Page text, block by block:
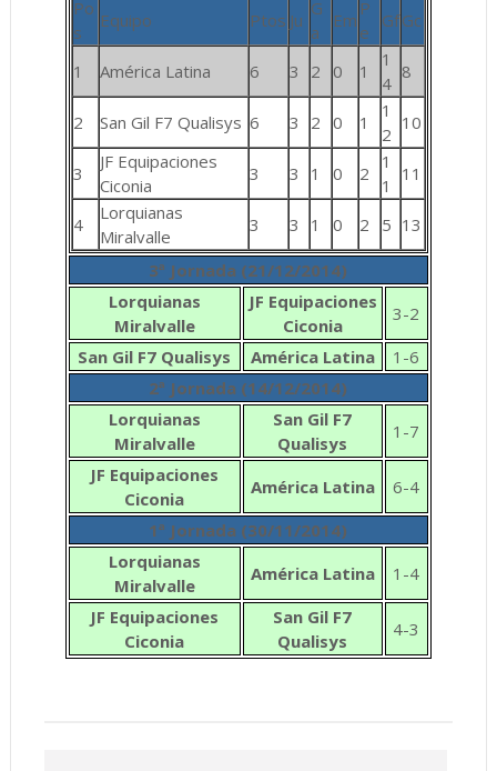
Po
s
Equipo Ptos Ju
G
a
Em
P
e
GfGc
1 América Latina 6 3 2 0 1
1
4
8
2 San Gil F7 Qualisys 6 3 2 0 1
1
2
10
3
JF Equipaciones
Ciconia
3 3 1 0 2
1
1
11
4
Lorquianas
Miralvalle
3 3 1 0 2 5 13
3ª Jornada (21/12/2014)
Lorquianas
Miralvalle
JF Equipaciones
Ciconia
3-2
San Gil F7 Qualisys
América Latina
1-6
2ª Jornada (14/12/2014)
Lorquianas
Miralvalle
San Gil F7
Qualisys
1-7
JF Equipaciones
Ciconia
América Latina
6-4
1ª Jornada (30/11/2014)
Lorquianas
Miralvalle
América Latina
1-4
JF Equipaciones
Ciconia
San Gil F7
Qualisys
4-3